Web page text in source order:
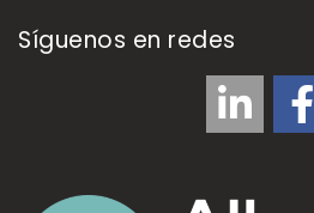
Síguenos en redes